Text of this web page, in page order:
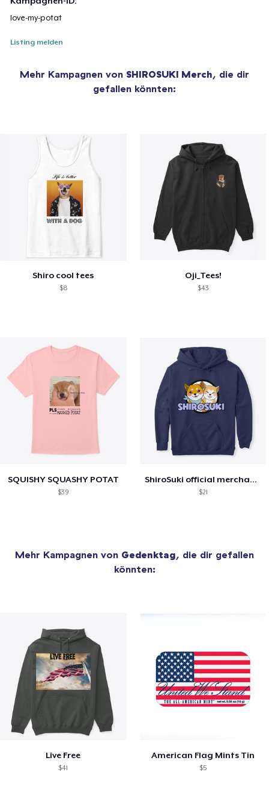
love-my-potat
Listing melden
Mehr Kampagnen von SHIROSUKI Merch, die dir
gefallen könnten:
Shiro cool tees
$8
Oji_Tees!
$43
SQUISHY SQUASHY POTAT
$39
ShiroSuki official merchandise
$21
Mehr Kampagnen von Gedenktag, die dir gefallen
könnten:
Live Free
$41
American Flag Mints Tin
$5